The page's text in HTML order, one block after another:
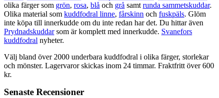
olika färger som grön, rosa, blå och grå samt runda sammetskuddar.
Olika material som kuddfodral linne, fårskinn och fuskpäls. Glöm
inte köpa till innerkudde om du inte redan har det. Du hittar även
Prydnadskuddarsom är komplett med innerkudde. Svanefors
kuddfodral nyheter.
Välj bland över 2000 underbara kuddfodral i olika färger, storlekar
och mönster. Lagervaror skickas inom 24 timmar. Fraktfritt över 600
kr.
Senaste Recensioner